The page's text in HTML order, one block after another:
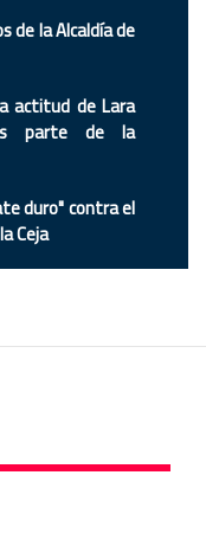
de la Alcaldía de
actitud de Lara
parte de la
duro" contra el
Ceja